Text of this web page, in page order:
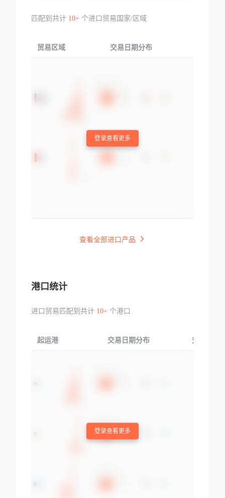
匹配到共计 10+个进口贸易国家/区域
贸易区域 交易日期分布
登录查看更多
查看全部进口产品
港口统计
进口贸易匹配到共计 10+个港口
起运港 交易日期分布 交易产品
登录查看更多